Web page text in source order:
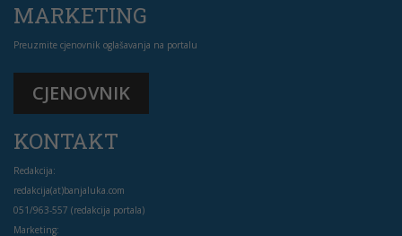
MARKETING
Preuzmite cjenovnik oglašavanja na portalu
CJENOVNIK
KONTAKT
Redakcija:
redakcija(at)banjaluka.com
051/963-557 (redakcija portala)
Marketing: